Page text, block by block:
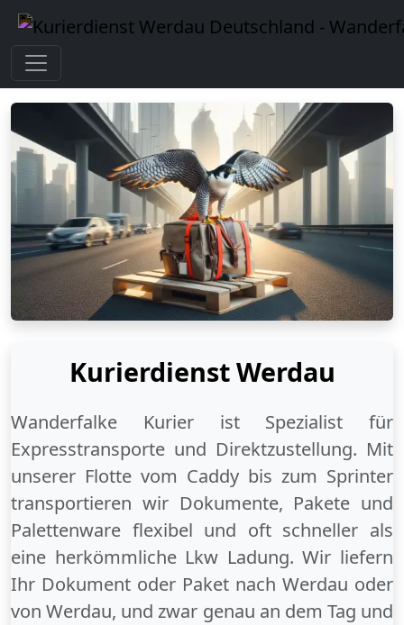
Kurierdienst Werdau
Wanderfalke Kurier ist Spezialist für
Expresstransporte und Direktzustellung. Mit
unserer Flotte vom Caddy bis zum Sprinter
transportieren wir Dokumente, Pakete und
Palettenware flexibel und oft schneller als
eine herkömmliche Lkw Ladung. Wir liefern
Ihr Dokument oder Paket nach Werdau oder
von Werdau, und zwar genau an dem Tag und